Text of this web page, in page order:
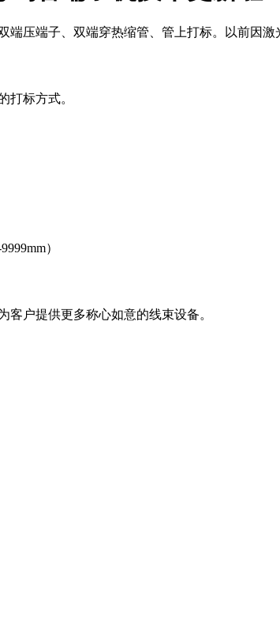
端压端子、双端穿热缩管、管上打标。以前因
标方式。
）
户提供更多称心如意的线束设备。